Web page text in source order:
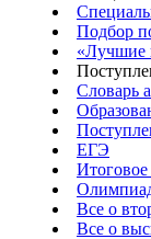
Подбор
«Лучшие
Словарь
ЕГЭ
Все о
Все о